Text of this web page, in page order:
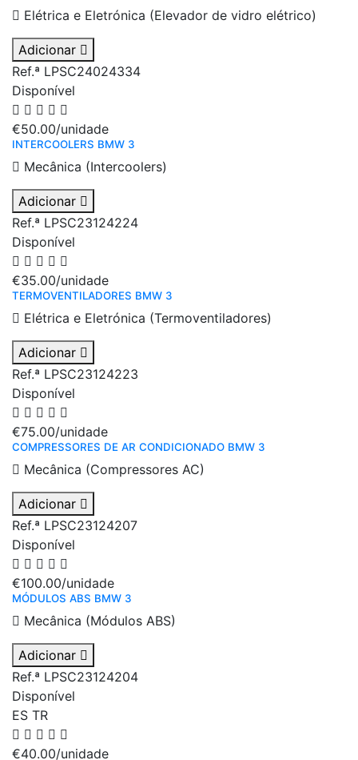
Elétrica e Eletrónica (Elevador de vidro elétrico)
Adicionar
Ref.ª LPSC24024334
Disponível
€50.00/unidade
INTERCOOLERS BMW 3
Mecânica (Intercoolers)
Adicionar
Ref.ª LPSC23124224
Disponível
€35.00/unidade
TERMOVENTILADORES BMW 3
Elétrica e Eletrónica (Termoventiladores)
Adicionar
Ref.ª LPSC23124223
Disponível
€75.00/unidade
COMPRESSORES DE AR CONDICIONADO BMW 3
Mecânica (Compressores AC)
Adicionar
Ref.ª LPSC23124207
Disponível
€100.00/unidade
MÓDULOS ABS BMW 3
Mecânica (Módulos ABS)
Adicionar
Ref.ª LPSC23124204
Disponível
ES TR
€40.00/unidade